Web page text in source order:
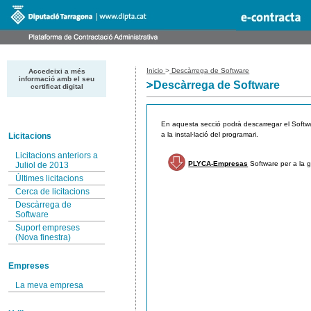
Accedeixi a més
informació amb el seu
certificat digital
Licitacions
Licitacions anteriors a
Juliol de 2013
Últimes licitacions
Cerca de licitacions
Descàrrega de
Software
Suport empreses
(Nova finestra)
Empreses
La meva empresa
Inicio> Descàrrega de Software
Descàrrega de Software
En aquesta secció podrà descarregar el
a la instal·lació del programari.
PLYCA-Empresas Software per a la